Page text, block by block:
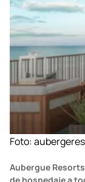
siempre ha sido
inigualables.
Etéreo, Aubergue